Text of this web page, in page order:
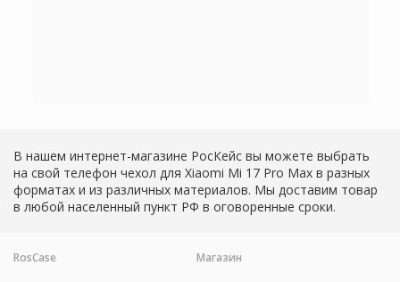
В нашем интернет-магазине РосКейс вы можете выбрать
на свой телефон чехол для Xiaomi Mi 17 Pro Max в разных
форматах и из различных материалов. Мы доставим товар
в любой населенный пункт РФ в оговоренные сроки.
RosCase Магазин